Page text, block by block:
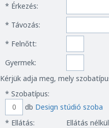
* Érkezés:
* Távozás:
* Felnőtt:
Gyermek:
Kérjük adja meg, mely
* Szobatípus:
db Design stúdió szoba
* Ellátás:
Ellátás nélkül